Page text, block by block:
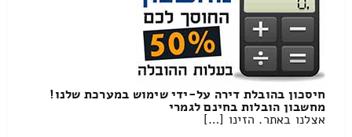
חיסכון בהובלת דירה על-ידי שימוש במערכת שלנו!
מחשבון הובלות בחינם לגמרי
אצלנו באתר. הזינו […]